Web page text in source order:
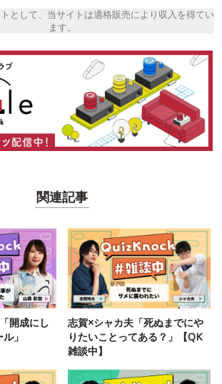
として、当サイトは適格販売により収入を得てい
ます。
関連記事
開成にし
」
志賀×シャカ夫「死ぬまでにや
りたいことってある？」【QK
雑談中】